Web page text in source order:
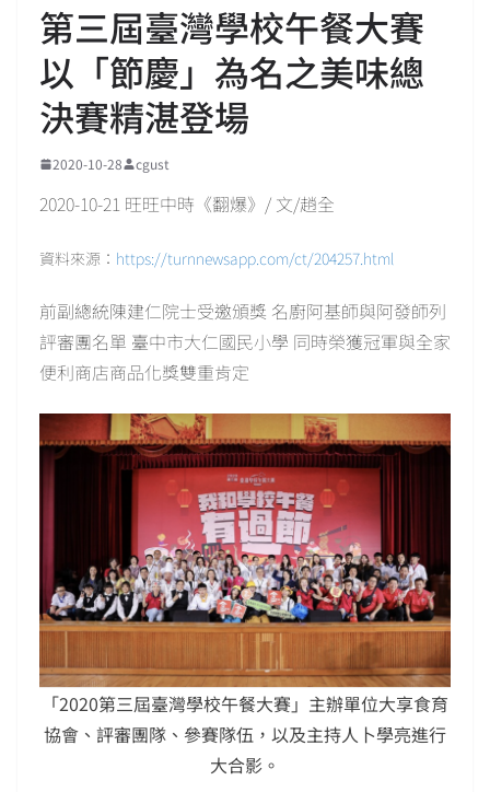
第三屆臺灣學校午餐大賽
以「節慶」為名之美味總
決賽精湛登場
2020-10-28 cgust
2020-10-21 旺旺中時《翻爆》/ 文/趙全
資料來源： https://turnnewsapp.com/ct/204257.html
前副總統陳建仁院士受邀頒獎 名廚阿基師與阿發師列
評審團名單 臺中市大仁國民小學 同時榮獲冠軍與全家
便利商店商品化獎雙重肯定
「2020第三屆臺灣學校午餐大賽」主辦單位大享食育
協會、評審團隊、參賽隊伍，以及主持人卜學亮進行
大合影。